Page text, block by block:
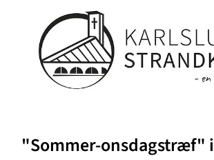
"Sommer-onsdagstræf" i